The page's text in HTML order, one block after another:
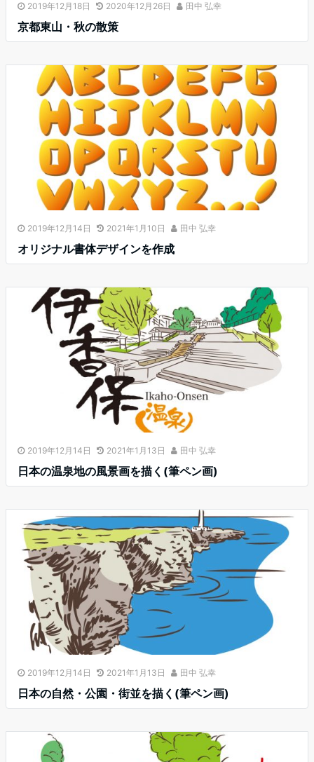
2019年12月18日 2020年12月26日 田中 弘幸
京都東山・秋の散策
2019年12月14日 2021年1月10日 田中 弘幸
オリジナル書体デザインを作成
2019年12月14日 2021年1月13日 田中 弘幸
日本の温泉地の風景画を描く(筆ペン画)
2019年12月14日 2021年1月13日 田中 弘幸
日本の自然・公園・街並を描く(筆ペン画)